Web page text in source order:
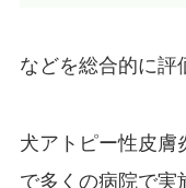
などを総合的に評
犬アトピー性皮膚
で多くの病院で実